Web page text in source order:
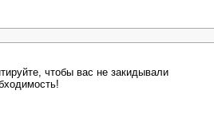
чтобы вас не закидывали